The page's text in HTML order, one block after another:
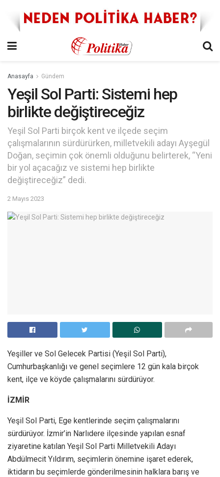
Anasayfa Gündem
Yeşil Sol Parti: Sistemi hep
birlikte değiştireceğiz
Yeşil Sol Parti birçok kent ve ilçede seçim
çalışmalarının sürdürürken, milletvekili adayı Ayşegül
Doğan, seçimin çok önemli olduğunu belirterek, “Yeni
bir yol açacağız ve sistemi hep birlikte
değiştireceğiz” dedi.
2 Mayıs 2023
Yeşiller ve Sol Gelecek Partisi (Yeşil Sol Parti),
Cumhurbaşkanlığı ve genel seçimlere 12 gün kala birçok
kent, ilçe ve köyde çalışmalarını sürdürüyor.
İZMİR
Yeşil Sol Parti, Ege kentlerinde seçim çalışmalarını
sürdürüyor. İzmir’in Narlıdere ilçesinde yapılan esnaf
ziyaretine katılan Yeşil Sol Parti Milletvekili Adayı
Abdülmecit Yıldırım, seçimlerin önemine işaret ederek,
iktidarın bu seçimlerde gönderilmesinin halklara barış ve